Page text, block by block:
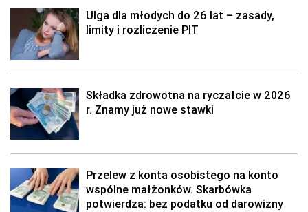
Ulga dla młodych do 26 lat – zasady,
limity i rozliczenie PIT
Składka zdrowotna na ryczałcie w 2026
r. Znamy już nowe stawki
Przelew z konta osobistego na konto
wspólne małżonków. Skarbówka
potwierdza: bez podatku od darowizny